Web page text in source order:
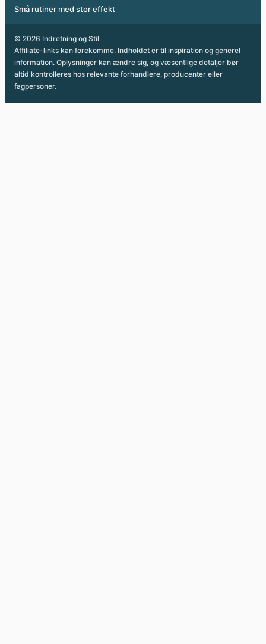
Små rutiner med stor effekt
© 2026 Indretning og Stil
Affiliate-links kan forekomme. Indholdet er til inspiration og generel
information. Oplysninger kan ændre sig, og væsentlige detaljer bør
altid kontrolleres hos relevante forhandlere, producenter eller
fagpersoner.